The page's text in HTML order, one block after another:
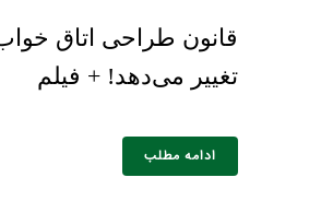
قانون طراحی اتاق
تغییر می‌دهد! + فیلم
ادامه مطلب